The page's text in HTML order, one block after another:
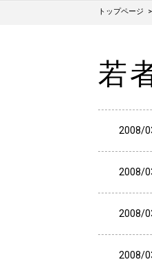
トップページ
若
2008/
2008/
2008/
2008/